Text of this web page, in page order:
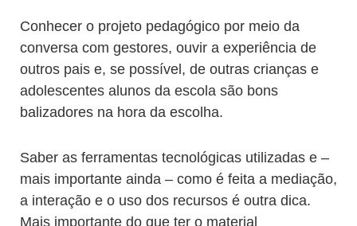
Conhecer o projeto pedagógico por meio da
conversa com gestores, ouvir a experiência de
outros pais e, se possível, de outras crianças e
adolescentes alunos da escola são bons
balizadores na hora da escolha.
Saber as ferramentas tecnológicas utilizadas e –
mais importante ainda – como é feita a mediação,
a interação e o uso dos recursos é outra dica.
Mais importante do que ter o material